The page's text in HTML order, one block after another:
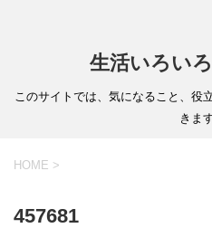
生活いろい
このサイトでは、気になること、役
きま
HOME >
457681